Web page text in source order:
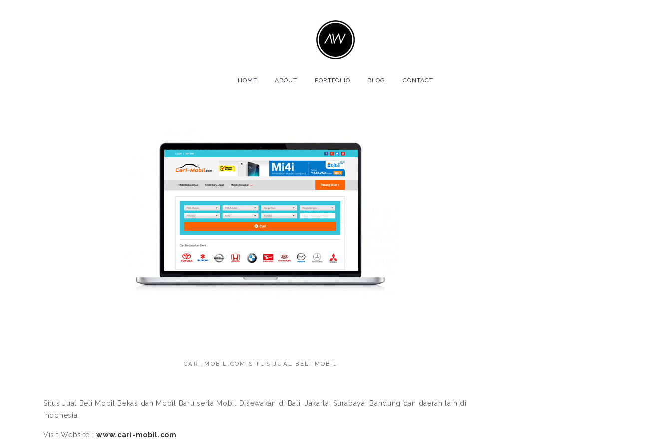
HOME ABOUT PORTFOLIO BLOG CONTACT
CARI-MOBIL.COM SITUS JUAL BELI MOBIL
Situs Jual Beli Mobil Bekas dan Mobil Baru serta Mobil Disewakan di Bali, Jakarta, Surabaya, Bandung dan daerah lain di
Indonesia.
Visit Website :www.cari-mobil.com